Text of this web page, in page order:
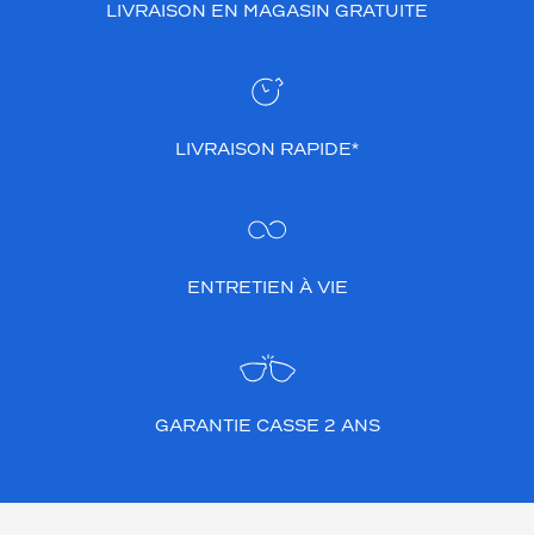
LIVRAISON EN MAGASIN GRATUITE
LIVRAISON RAPIDE*
ENTRETIEN À VIE
GARANTIE CASSE 2 ANS